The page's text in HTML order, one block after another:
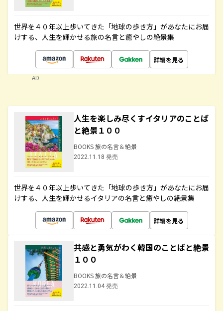
世界を４０年以上歩いてきた「地球の歩き方」があなたにお届
けする、人生を輝かせる旅の名言と癒やしの絶景集
詳細を見る
AD
人生を楽しみ尽くすイタリアのことば
と絶景１００
BOOKS 旅の名言＆絶景
2022.11.18 発売
世界を４０年以上歩いてきた「地球の歩き方」があなたにお届
けする、人生を輝かせるイタリアの名言と癒やしの絶景集
詳細を見る
共感と勇気がわく韓国のことばと絶景
１００
BOOKS 旅の名言＆絶景
2022.11.04 発売